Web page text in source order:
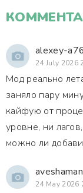
alexey-
24 July 2026
Мод реально
заняло пару
кайфую от
уровне, ни
можно ли
24 May 2026